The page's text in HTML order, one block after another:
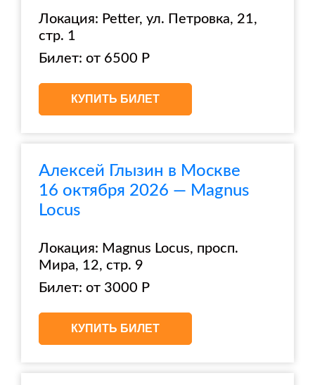
Локация: Petter, ул. Петровка, 21,
стр. 1
Билет: от 6500 Р
КУПИТЬ БИЛЕТ
Алексей Глызин в Москве
16 октября 2026 — Magnus
Locus
Локация: Magnus Locus, просп.
Мира, 12, стр. 9
Билет: от 3000 Р
КУПИТЬ БИЛЕТ